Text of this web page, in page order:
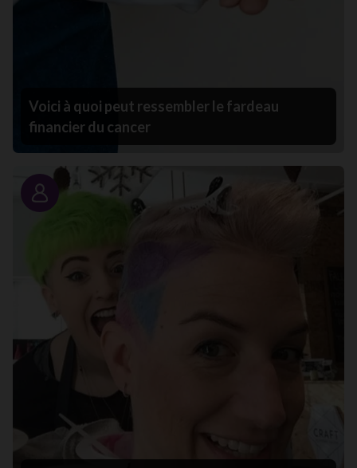
Voici à quoi peut ressembler le fardeau
financier du cancer
Portrait